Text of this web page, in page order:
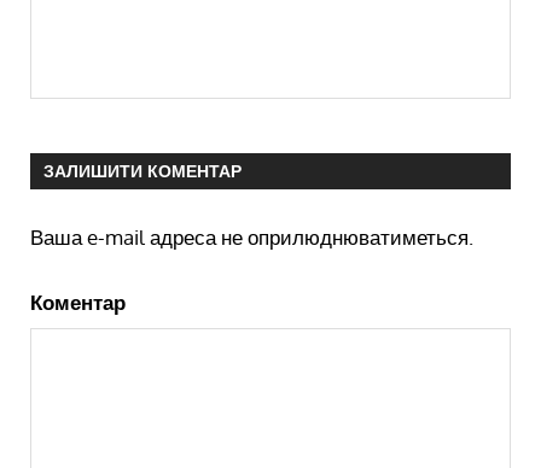
ЗАЛИШИТИ КОМЕНТАР
Ваша e-mail адреса не оприлюднюватиметься.
Коментар